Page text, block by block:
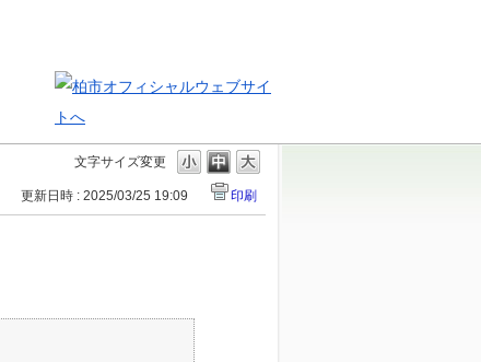
文字サイズ変更
更新日時 : 2025/03/25 19:09 印刷